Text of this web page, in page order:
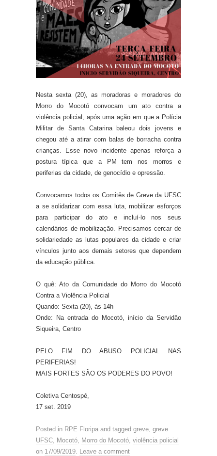
Nesta sexta (20), as moradoras e moradores do
Morro do Mocotó convocam um ato contra a
violência policial, após uma ação em que a Polícia
Militar de Santa Catarina baleou dois jovens e
chegou até a atirar com balas de borracha contra
crianças. Esse novo incidente apenas reforça a
postura típica que a PM tem nos morros e
periferias da cidade, de genocídio e opressão.
Convocamos todos os Comitês de Greve da UFSC
a se solidarizar com essa luta, mobilizar esforços
para participar do ato e incluí-lo nos seus
calendários de mobilização. Precisamos cercar de
solidariedade as lutas populares da cidade e criar
vínculos junto aos demais setores que dependem
da educação pública.
O quê: Ato da Comunidade do Morro do Mocotó
Contra a Violência Policial
Quando: Sexta (20), às 14h
Onde: Na entrada do Mocotó, início da Servidão
Siqueira, Centro
PELO FIM DO ABUSO POLICIAL NAS
PERIFERIAS!
MAIS FORTES SÃO OS PODERES DO POVO!
Coletiva Centospé,
17 set. 2019
Posted in RPE Floripa and tagged greve, greve
UFSC, Mocotó, Morro do Mocotó, violência policial
on 17/09/2019. Leave a comment